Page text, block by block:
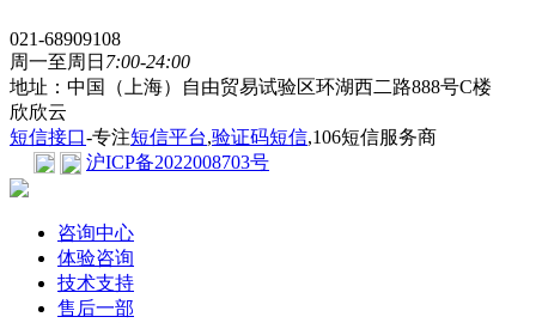
021-68909108
周一至周日 7:00-24:00
地址：中国（上海）自由贸易试验区环湖西二路888号C楼
欣欣云
短信接口-专注短信平台,验证码短信,106短信服务商
沪ICP备2022008703号
咨询中心
体验咨询
技术支持
售后一部